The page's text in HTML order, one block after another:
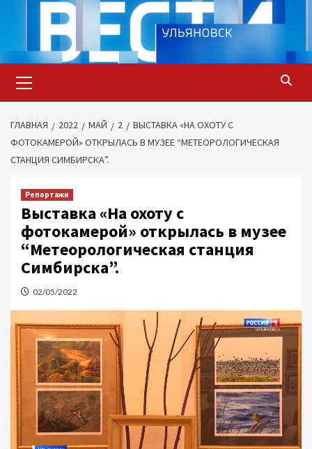
содержимому
меню
ГЛАВНАЯ 2022 МАЙ 2
ВЫСТАВКА «НА ОХОТУ С
ФОТОКАМЕРОЙ» ОТКРЫЛАСЬ В МУЗЕЕ “МЕТЕОРОЛОГИЧЕСКАЯ
СТАНЦИЯ CИМБИРСКА”.
Репортажи
Выставка «На охоту с
фотокамерой» открылась в музее
“Метеорологическая станция
Cимбирска”.
02/05/2022